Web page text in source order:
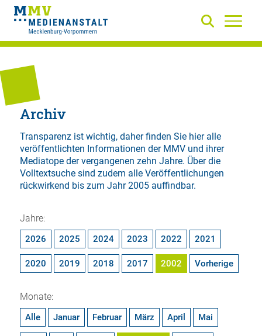
Archiv
Transparenz ist wichtig, daher finden Sie hier alle
veröffentlichten Informationen der MMV und ihrer
Mediatope der vergangenen zehn Jahre. Über die
Volltextsuchesind zudem alle Veröffentlichungen
rückwirkend bis zum Jahr 2005 auffindbar.
Jahre:
2026 2025 2024 2023 2022 2021
2020 2019 2018 2017 2002 Vorherige
Monate:
Alle Januar Februar März April Mai